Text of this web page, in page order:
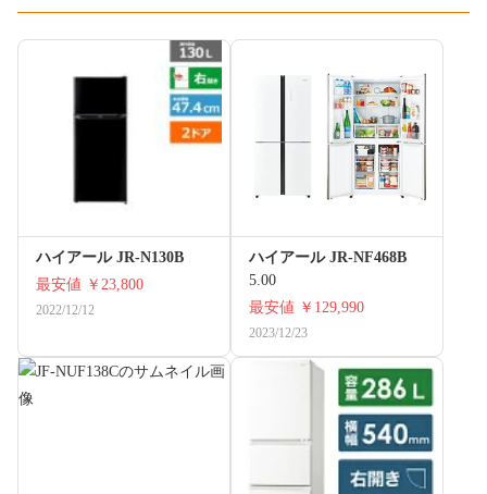
ハイアール JR-N130B
最安値 ￥23,800
2022/12/12
ハイアール JR-NF468B
5.00
最安値 ￥129,990
2023/12/23